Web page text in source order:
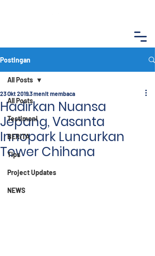
Postingan
All Posts
Testimoni
BERITA
Tips
Project Updates
NEWS
All Posts
Hadirkan Nuansa
Jepang, Vasanta
Innopark Luncurkan
Tower Chihana
23 Okt 20193 menit membaca